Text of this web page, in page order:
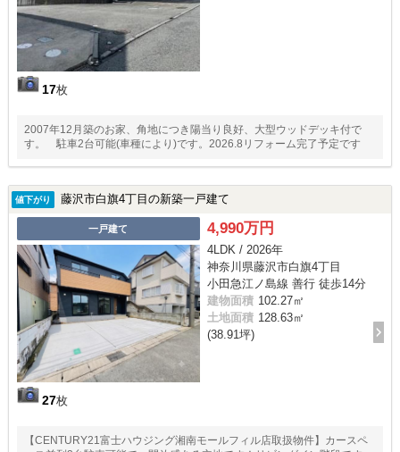
17枚
2007年12月築のお家、角地につき陽当り良好、大型ウッドデッキ付で
す。 駐車2台可能(車種により)です。2026.8リフォーム完了予定です
値下がり 藤沢市白旗4丁目の新築一戸建て
一戸建て
27枚
4,990万円
4LDK / 2026年
神奈川県藤沢市白旗4丁目
小田急江ノ島線 善行 徒歩14分
建物面積 102.27㎡
土地面積 128.63㎡
(38.91坪)
【CENTURY21富士ハウジング湘南モールフィル店取扱物件】カースペ